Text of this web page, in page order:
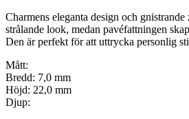
Charmens eleganta design och
strålande look, medan pavéfattningen
Den är perfekt för att uttrycka personlig
Mått:
Bredd: 7,0 mm
Höjd: 22,0 mm
Djup: